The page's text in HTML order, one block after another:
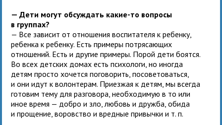
— Дети могут обсуждать какие-то вопросы
в группах?
— Все зависит от отношения воспитателя к ребенку,
ребенка к ребенку. Есть примеры потрясающих
отношений. Есть и другие примеры. Порой дети боятся.
Во всех детских домах есть психологи, но иногда
детям просто хочется поговорить, посоветоваться,
и они идут к волонтерам. Приезжая к детям, мы всегда
готовим тему для разговора, необходимую в то или
иное время — добро и зло, любовь и дружба, обида
и прощение, воровство и вредные привычки и т. п.